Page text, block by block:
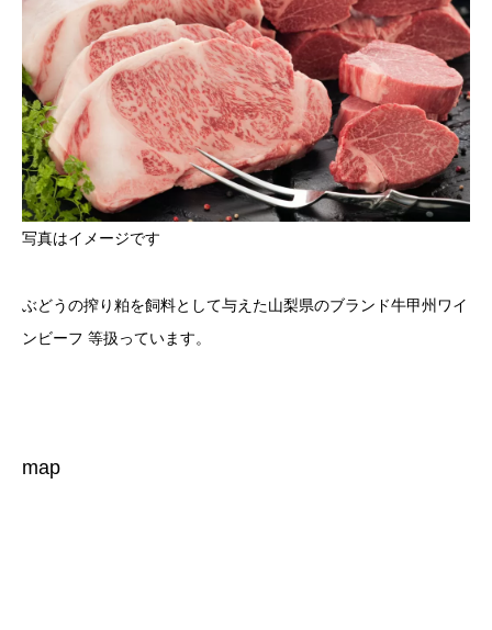
写真はイメージです
ぶどうの搾り粕を飼料として与えた山梨県のブランド牛甲州ワイ
ンビーフ 等扱っています。
map